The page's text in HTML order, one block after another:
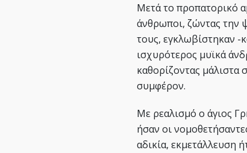
Μετά το προπατορικό
άνθρωποι, ζώντας την
τους, εγκλωβίστηκαν -
ισχυρότερος μυϊκά
καθορίζοντας μάλιστα
συμφέρον.
Με ρεαλισμό ο άγιος
ήσαν οι
αδικία, εκμετάλλευση